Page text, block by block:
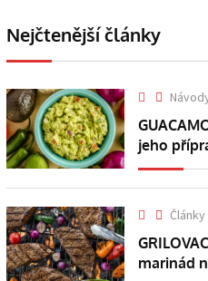
Nejčtenější články
jeho
Články
marinád